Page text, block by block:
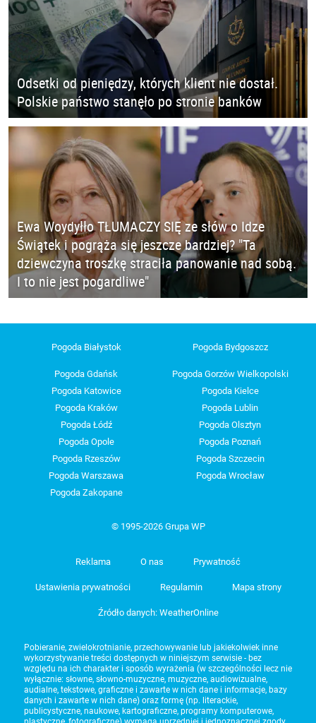
Odsetki od pieniędzy, których klient nie dostał.
Polskie państwo stanęło po stronie banków
Ewa Woydyłło TŁUMACZY SIĘ ze słów o Idze
Świątek i pogrąża się jeszcze bardziej? "Ta
dziewczyna troszkę straciła panowanie nad sobą.
I to nie jest pogardliwe"
Pogoda Białystok Pogoda Bydgoszcz
Pogoda Gdańsk
Pogoda Gorzów Wielkopolski
Pogoda Katowice
Pogoda Kielce
Pogoda Kraków
Pogoda Lublin
Pogoda Łódź
Pogoda Olsztyn
Pogoda Opole
Pogoda Poznań
Pogoda Rzeszów
Pogoda Szczecin
Pogoda Warszawa
Pogoda Wrocław
Pogoda Zakopane
© 1995-2026 Grupa WP
Reklama O nas Prywatność
Ustawienia prywatności Regulamin Mapa strony
Źródło danych: WeatherOnline
Pobieranie, zwielokrotnianie, przechowywanie lub jakiekolwiek inne
wykorzystywanie treści dostępnych w niniejszym serwisie - bez
względu na ich charakter i sposób wyrażenia (w szczególności lecz nie
wyłącznie: słowne, słowno-muzyczne, muzyczne, audiowizualne,
audialne, tekstowe, graficzne i zawarte w nich dane i informacje, bazy
danych i zawarte w nich dane) oraz formę (np. literackie,
publicystyczne, naukowe, kartograficzne, programy komputerowe,